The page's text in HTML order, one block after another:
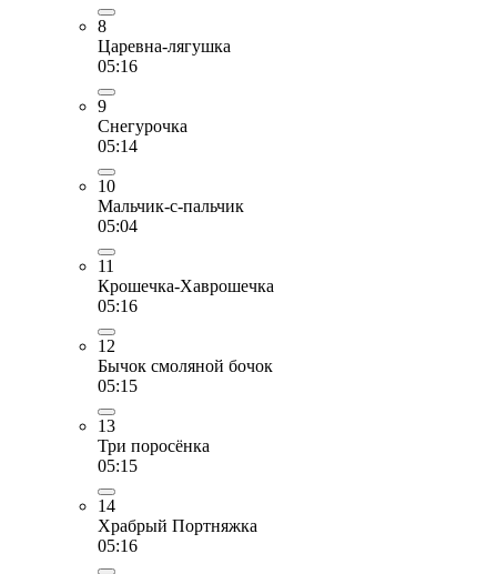
8
Царевна-лягушка
05:16
9
Снегурочка
05:14
10
Мальчик-с-пальчик
05:04
11
Крошечка-Хаврошечка
05:16
12
Бычок смоляной бочок
05:15
13
Три поросёнка
05:15
14
Храбрый Портняжка
05:16